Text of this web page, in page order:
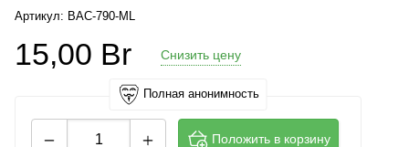
Артикул: BAC-790-ML
15,00 Br Снизить цену
Полная анонимность
Положить в корзину